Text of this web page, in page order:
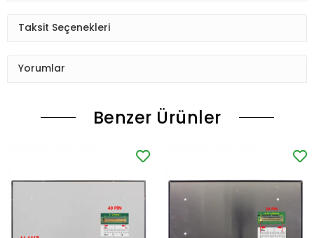
Taksit Seçenekleri
Yorumlar
Benzer Ürünler